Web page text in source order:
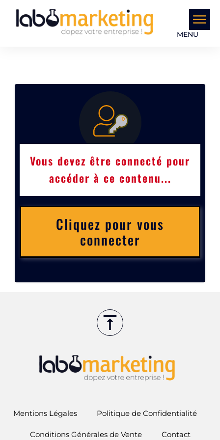
MENU
Vous devez être connecté pour
accéder à ce contenu...
Cliquez pour vous
connecter
Mentions Légales Politique de Confidentialité
Conditions Générales de Vente Contact